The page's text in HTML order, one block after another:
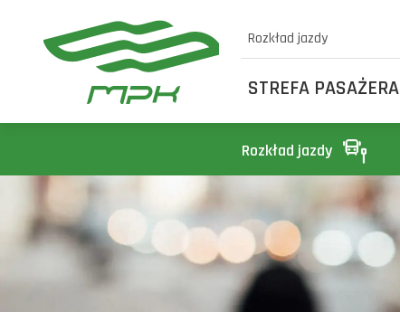
Rozkład jazdy
STREFA PASAŻERA
Rozkład jazdy